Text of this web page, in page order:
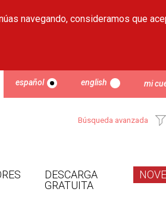
navegando, consideramos que
español english mi
Búsqueda avanzada
DESCARGA
GRATUITA